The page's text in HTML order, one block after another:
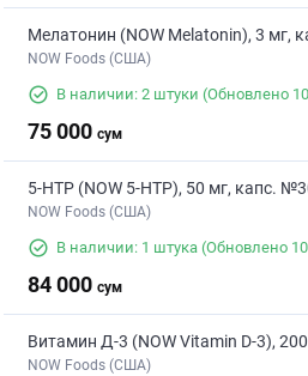
Мелатонин (NOW Melatonin), 3 мг,
NOW Foods (США)
В наличии: 2 штуки (Обновлено
75 000 сум
5-HTP (NOW 5-HTP), 50 мг, капс.
NOW Foods (США)
В наличии: 1 штука (Обновлено
84 000 сум
Витамин Д-3 (NOW Vitamin D-3),
NOW Foods (США)